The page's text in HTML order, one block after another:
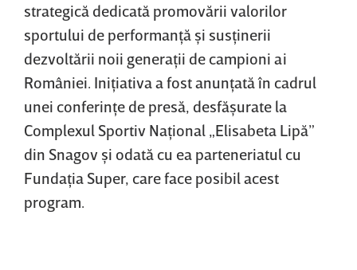
strategică dedicată promovării valorilor
sportului de performanţă şi susţinerii
dezvoltării noii generaţii de campioni ai
României. Iniţiativa a fost anunţată în cadrul
unei conferinţe de presă, desfăşurate la
Complexul Sportiv Naţional „Elisabeta Lipă”
din Snagov şi odată cu ea parteneriatul cu
Fundaţia Super, care face posibil acest
program.